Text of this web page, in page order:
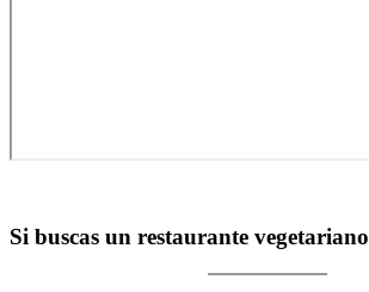
Si buscas un restaurante vegetariano